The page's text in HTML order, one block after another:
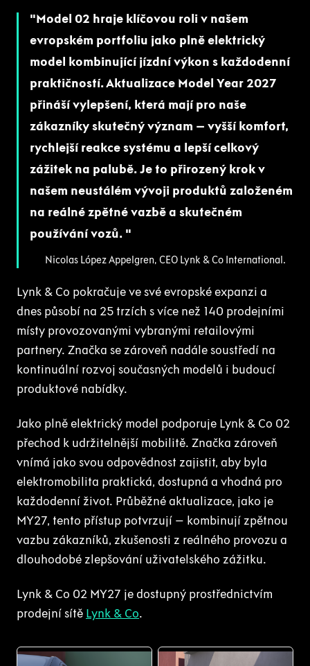
Model 02 hraje klíčovou roli v našem
evropském portfoliu jako plně elektrický
model kombinující jízdní výkon s každodenní
praktičností. Aktualizace Model Year 2027
přináší vylepšení, která mají pro naše
zákazníky skutečný význam – vyšší komfort,
rychlejší reakce systému a lepší celkový
zážitek na palubě. Je to přirozený krok v
našem neustálém vývoji produktů založeném
na reálné zpětné vazbě a skutečném
používání vozů.
Nicolas López Appelgren, CEO Lynk & Co International.
Lynk & Co pokračuje ve své evropské expanzi a
dnes působí na 25 trzích s více než 140 prodejními
místy provozovanými vybranými retailovými
partnery. Značka se zároveň nadále soustředí na
kontinuální rozvoj současných modelů i budoucí
produktové nabídky.
Jako plně elektrický model podporuje Lynk & Co 02
přechod k udržitelnější mobilitě. Značka zároveň
vnímá jako svou odpovědnost zajistit, aby byla
elektromobilita praktická, dostupná a vhodná pro
každodenní život. Průběžné aktualizace, jako je
MY27, tento přístup potvrzují – kombinují zpětnou
vazbu zákazníků, zkušenosti z reálného provozu a
dlouhodobé zlepšování uživatelského zážitku.
Lynk & Co 02 MY27 je dostupný prostřednictvím
prodejní sítě Lynk & Co.